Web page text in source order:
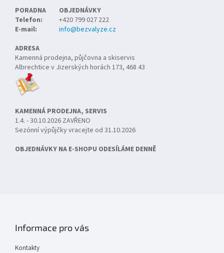
PORADNA
OBJEDNÁVKY
Telefon:
+420 799 027 222
E-mail:
info@bezvalyze.cz
ADRESA
Kamenná prodejna, půjčovna a skiservis
Albrechtice v Jizerských horách 173, 468 43
KAMENNÁ PRODEJNA, SERVIS
1.4. - 30.10.2026 ZAVŘENO
Sezónní výpůjčky vracejte od 31.10.2026
OBJEDNÁVKY NA E-SHOPU ODESÍLÁME DENNĚ
Informace pro vás
Kontakty